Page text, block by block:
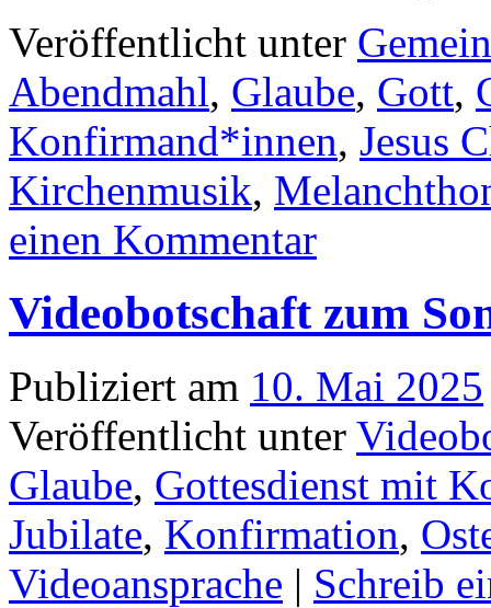
Veröffentlicht unter
Abendmahl, Glaube, Gott,
Konfirmand*innen, Jesus
Kirchenmusik,
einen Kommentar
Videobotschaft zum
Publiziert am 10. Mai 2025
Veröffentlicht unter
Glaube, Gottesdienst mit
Jubilate, Konfirmation,
Videoansprache | Schreib